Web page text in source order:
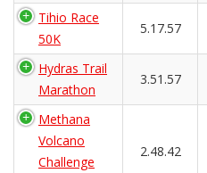
Tihio Race
50K
5.17.57
Hydras Trail
Marathon
3.51.57
Methana
Volcano
Challenge
2.48.42